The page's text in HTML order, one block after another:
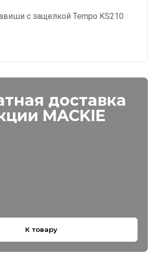
с защелкой Tempo KS210
доставка
MACKIE
К товару